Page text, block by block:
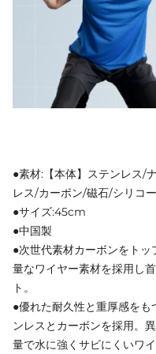
●素材:【本体】ステンレス/
レス/カーボン/磁石/シリコ
●サイズ:45cm
●中国製
●次世代素材カーボンをト
量なワイヤー素材を採用し
ト。
●優れた耐久性と重厚感を
ンレスとカーボンを採用。
量で水に強くサビにくいワ